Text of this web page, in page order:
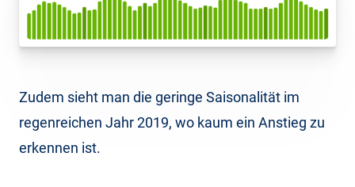
Zudem sieht man die geringe Saisonalität im
regenreichen Jahr 2019, wo kaum ein Anstieg zu
erkennen ist.